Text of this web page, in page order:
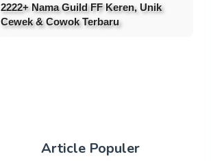
2222+ Nama Guild FF Keren, Unik
Cewek & Cowok Terbaru
Article Populer